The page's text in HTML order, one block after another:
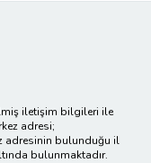
iletişim bilgileri ile
adresi;
adresinin bulunduğu il
bulunmaktadır.